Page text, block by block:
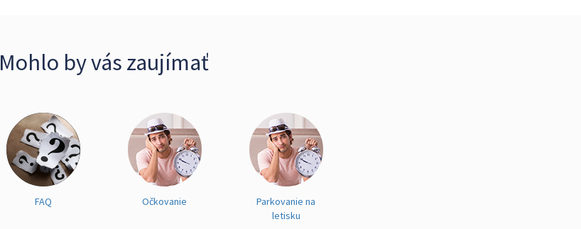
Mohlo by vás zaujímať
FAQ Očkovanie
Parkovanie na
letisku